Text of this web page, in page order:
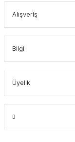
Alışveriş
Bilgi
Üyelik